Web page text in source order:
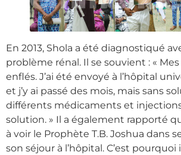
En 2013, Shola a été diagnostiqué
problème rénal. Il se souvient : «
enflés. J’ai été envoyé à l’hôpital
et j’y ai passé des mois, mais sans
différents médicaments et
solution. » Il a également rapporté
à voir le Prophète T.B. Joshua dans
son séjour à l’hôpital. C’est